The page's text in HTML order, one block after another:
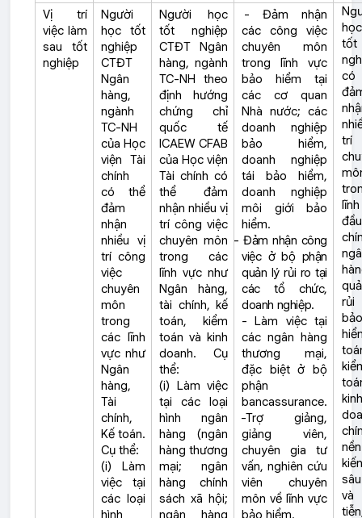
Vị trí
việc làm
sau tốt
nghiệp
Người
học tốt
nghiệp
CTĐT
Ngân
hàng,
ngành
TC-NH
của Học
viện Tài
chính
có thể
đảm
nhận
nhiều vị
trí công
việc
chuyên
môn
trong
các lĩnh
vực như
Ngân
hàng,
Tài
chính,
Kế toán.
Cụ thể:
(i) Làm
việc tại
các loại
hình
Người học
tốt nghiệp
CTĐT Ngân
hàng, ngành
TC-NH theo
định hướng
chứng chỉ
quốc tế
ICAEW CFAB
của Học viện
Tài chính có
thể đảm
nhận nhiều vị
trí công việc
chuyên môn
trong các
lĩnh vực như
Ngân hàng,
tài chính, kế
toán, kiểm
toán và kinh
doanh. Cụ
thể:
(i) Làm việc
tại các loại
hình ngân
hàng (ngân
hàng thương
mại; ngân
hàng chính
sách xã hội;
ngân hàng
- Đảm nhận
các công việc
chuyên môn
trong lĩnh vực
bảo hiểm tại
các cơ quan
Nhà nước; các
doanh nghiệp
bảo hiểm,
doanh nghiệp
tái bảo hiểm,
doanh nghiệp
môi giới bảo
hiểm.
- Đảm nhận công
việc ở bộ phận
quản lý rủi ro tại
các tổ chức,
doanh nghiệp.
- Làm việc tại
các ngân hàng
thương mại,
đặc biệt ở bộ
phận
bancassurance.
-Trợ giảng,
giảng viên,
chuyên gia tư
vấn, nghiên cứu
viên chuyên
môn về lĩnh vực
bảo hiểm.
tốt
trí
bảo
kinh
và